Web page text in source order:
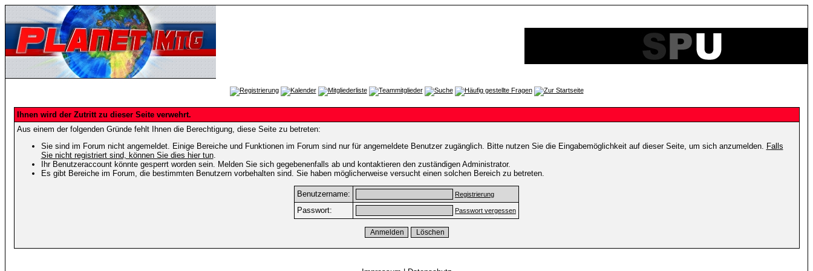
Ihnen wird der Zutritt zu dieser Seite verwehrt.
Aus einem der folgenden Gründe fehlt Ihnen die Berechtigung, diese Seite zu betreten:
Sie sind im Forum nicht angemeldet. Einige Bereiche und Funktionen im Forum sind nur für angemeldete Benutzer zugänglich. Bitte nutzen Sie die Eingabemöglichkeit auf dieser Seite, um sich anzumelden. Falls
Sie nicht registriert sind, können Sie dies hier tun.
Ihr Benutzeraccount könnte gesperrt worden sein. Melden Sie sich gegebenenfalls ab und kontaktieren den zuständigen Administrator.
Es gibt Bereiche im Forum, die bestimmten Benutzern vorbehalten sind. Sie haben möglicherweise versucht einen solchen Bereich zu betreten.
Benutzername: Registrierung
Passwort: Passwort vergessen